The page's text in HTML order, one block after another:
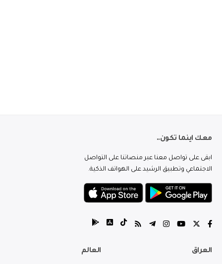
معك اينما تكون..
ابقى على تواصل معنا عبر منصاتنا على التواصل
الاجتماعي وتطبيق الرشيد على الهواتف الذكية.
العراق العالم